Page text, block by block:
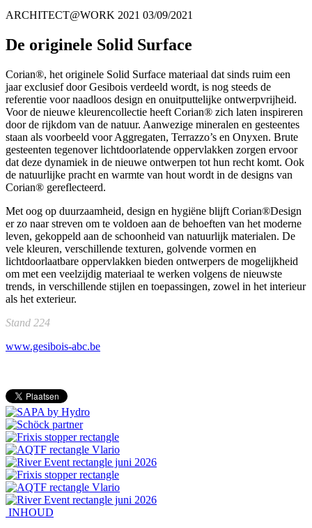
ARCHITECT@WORK 2021 03/09/2021
De originele Solid Surface
Corian®, het originele Solid Surface materiaal dat sinds ruim een
jaar exclusief door Gesibois verdeeld wordt, is nog steeds de
referentie voor naadloos design en onuitputtelijke ontwerpvrijheid.
Voor de nieuwe kleurencollectie heeft Corian® zich laten inspireren
door de rijkdom van de natuur. Aanwezige mineralen en gesteentes
staan als voorbeeld voor Aggregaten, Terrazzo’s en Onyxen. Brute
gesteenten tegenover lichtdoorlatende oppervlakken zorgen ervoor
dat deze dynamiek in de nieuwe ontwerpen tot hun recht komt. Ook
de natuurlijke pracht en warmte van hout wordt in de designs van
Corian® gereflecteerd.
Met oog op duurzaamheid, design en hygiëne blijft Corian®Design
er zo naar streven om te voldoen aan de behoeften van het moderne
leven, gekoppeld aan de schoonheid van natuurlijk materialen. De
vele kleuren, verschillende texturen, golvende vormen en
lichtdoorlaatbare oppervlakken bieden ontwerpers de mogelijkheid
om met een veelzijdig materiaal te werken volgens de nieuwste
trends, in verschillende stijlen en toepassingen, zowel in het interieur
als het exterieur.
Stand 224
www.gesibois-abc.be
INHOUD